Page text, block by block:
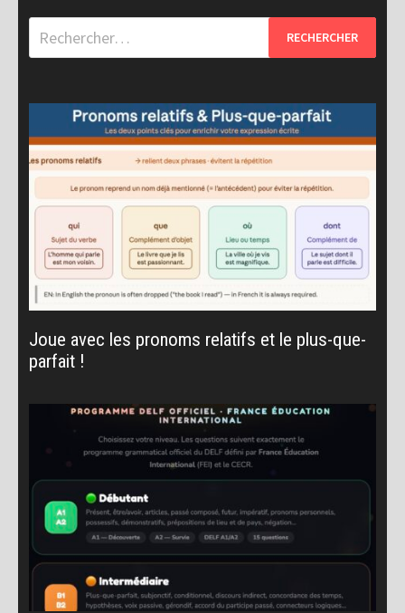
Rechercher :
Joue avec les pronoms relatifs et le plus-que-
parfait !